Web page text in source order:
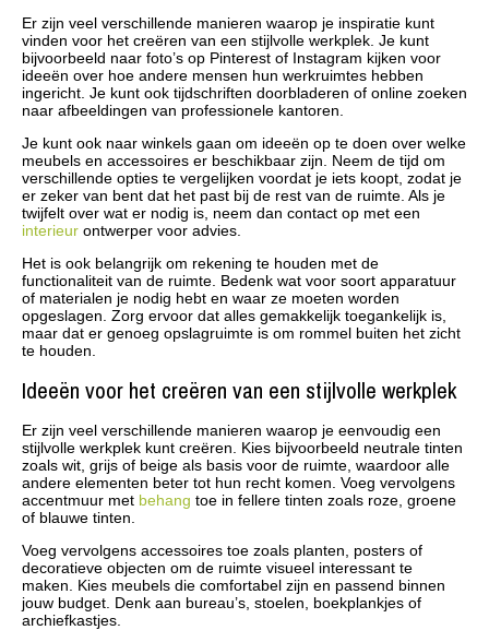
Er zijn veel verschillende manieren waarop je inspiratie kunt
vinden voor het creëren van een stijlvolle werkplek. Je kunt
bijvoorbeeld naar foto’s op Pinterest of Instagram kijken voor
ideeën over hoe andere mensen hun werkruimtes hebben
ingericht. Je kunt ook tijdschriften doorbladeren of online zoeken
naar afbeeldingen van professionele kantoren.
Je kunt ook naar winkels gaan om ideeën op te doen over welke
meubels en accessoires er beschikbaar zijn. Neem de tijd om
verschillende opties te vergelijken voordat je iets koopt, zodat je
er zeker van bent dat het past bij de rest van de ruimte. Als je
twijfelt over wat er nodig is, neem dan contact op met een
interieur ontwerper voor advies.
Het is ook belangrijk om rekening te houden met de
functionaliteit van de ruimte. Bedenk wat voor soort apparatuur
of materialen je nodig hebt en waar ze moeten worden
opgeslagen. Zorg ervoor dat alles gemakkelijk toegankelijk is,
maar dat er genoeg opslagruimte is om rommel buiten het zicht
te houden.
Ideeën voor het creëren van een stijlvolle werkplek
Er zijn veel verschillende manieren waarop je eenvoudig een
stijlvolle werkplek kunt creëren. Kies bijvoorbeeld neutrale tinten
zoals wit, grijs of beige als basis voor de ruimte, waardoor alle
andere elementen beter tot hun recht komen. Voeg vervolgens
accentmuur met behang toe in fellere tinten zoals roze, groene
of blauwe tinten.
Voeg vervolgens accessoires toe zoals planten, posters of
decoratieve objecten om de ruimte visueel interessant te
maken. Kies meubels die comfortabel zijn en passend binnen
jouw budget. Denk aan bureau’s, stoelen, boekplankjes of
archiefkastjes.